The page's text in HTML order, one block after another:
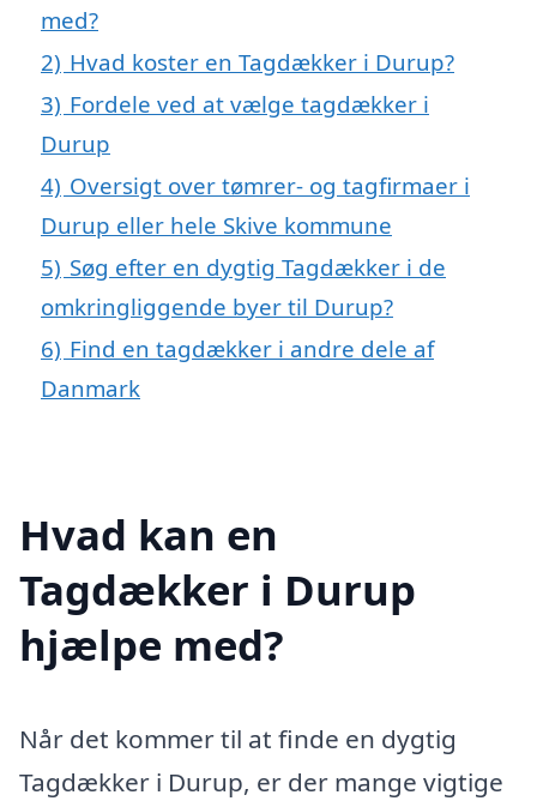
med?
2) Hvad koster en Tagdækker i Durup?
3) Fordele ved at vælge tagdækker i
Durup
4) Oversigt over tømrer- og tagfirmaer i
Durup eller hele Skive kommune
5) Søg efter en dygtig Tagdækker i de
omkringliggende byer til Durup?
6) Find en tagdækker i andre dele af
Danmark
Hvad kan en
Tagdækker i Durup
hjælpe med?
Når det kommer til at finde en dygtig
Tagdækker i Durup, er der mange vigtige